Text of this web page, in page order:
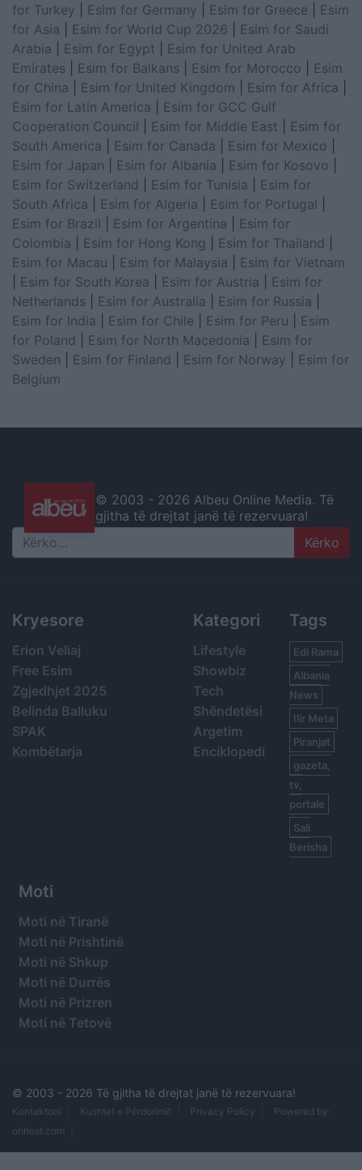
for Turkey
Esim for Germany Esim for Greece
Esim
for Asia
Esim for World Cup 2026
Esim for Saudi
Arabia
Esim for Egypt
Esim for United Arab
Emirates
Esim for Balkans Esim for Morocco
Esim
for China
Esim for United Kingdom Esim for Africa
Esim for Latin America
Esim for GCC Gulf
Cooperation Council
Esim for Middle East
Esim for
South America
Esim for Canada Esim for Mexico
Esim for Japan
Esim for Albania Esim for Kosovo
Esim for Switzerland
Esim for Tunisia
Esim for
South Africa
Esim for Algeria Esim for Portugal
Esim for Brazil
Esim for Argentina
Esim for
Colombia
Esim for Hong Kong Esim for Thailand
Esim for Macau
Esim for Malaysia
Esim for Vietnam
Esim for South Korea Esim for Austria
Esim for
Netherlands
Esim for Australia Esim for Russia
Esim for India
Esim for Chile Esim for Peru
Esim
for Poland
Esim for North Macedonia
Esim for
Sweden
Esim for Finland Esim for Norway
Esim for
Belgium
© 2003 - 2026 Albeu Online Media. Të
gjitha të drejtat janë të rezervuara!
Search
Kryesore
Erion Veliaj
Free Esim
Zgjedhjet 2025
Belinda Balluku
SPAK
Kombëtarja
Kategori
Lifestyle
Showbiz
Tech
Shëndetësi
Argetim
Enciklopedi
Tags
Edi Rama
Albania
News
Ilir Meta
Piranjat
gazeta,
tv,
portale
Sali
Berisha
Moti
Moti në Tiranë
Moti në Prishtinë
Moti në Shkup
Moti në Durrës
Moti në Prizren
Moti në Tetovë
© 2003 - 2026 Të gjitha të drejtat janë të rezervuara!
Kontaktoni Kushtet e Përdorimit Privacy Policy
Powered by:
orihost.com